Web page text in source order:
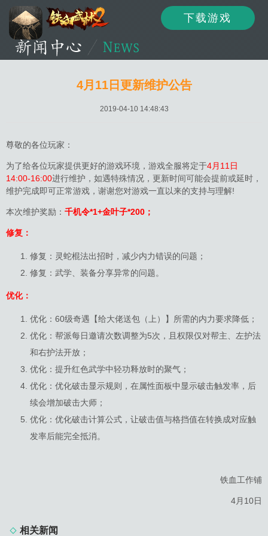
下载游戏
4月11日更新维护公告
2019-04-10 14:48:43
尊敬的各位玩家：
为了给各位玩家提供更好的游戏环境，游戏全服将定于4月11日
14:00-16:00进行维护，如遇特殊情况，更新时间可能会提前或延时，
维护完成即可正常游戏，谢谢您对游戏一直以来的支持与理解!
本次维护奖励： 千机令*1+金叶子*200；
修复：
修复：灵蛇棍法出招时，减少内力错误的问题；
修复：武学、装备分享异常的问题。
优化：
优化：60级奇遇【给大佬送包（上）】所需的内力要求降低；
优化：帮派每日邀请次数调整为5次，且权限仅对帮主、左护法
和右护法开放；
优化：提升红色武学中轻功释放时的聚气；
优化：优化破击显示规则，在属性面板中显示破击触发率，后
续会增加破击大师；
优化：优化破击计算公式，让破击值与格挡值在转换成对应触
发率后能完全抵消。
铁血工作铺
4月10日
相关新闻
资讯
论坛 下载 客服